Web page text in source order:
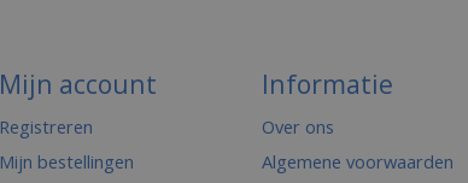
Mijn account
Registreren
Mijn bestellingen
Informatie
Over ons
Algemene voorwaarden